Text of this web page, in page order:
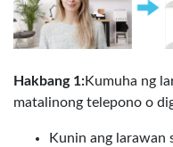
Hakbang 1:Kumuha ng
matalinong telepono o
Kunin ang larawan